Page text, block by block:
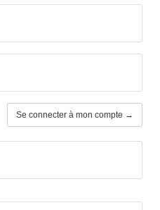
Se connecter à mon compte →